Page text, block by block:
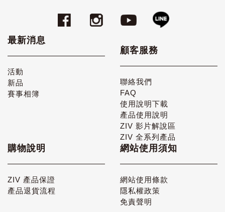
最新消息
活動
新品
賽事相簿
顧客服務
聯絡我們
FAQ
使用說明下載
產品使用說明
ZIV 影片解說區
ZIV 全系列產品
購物說明
ZIV 產品保證
產品退貨流程
網站使用須知
網站使用條款
隱私權政策
免責聲明